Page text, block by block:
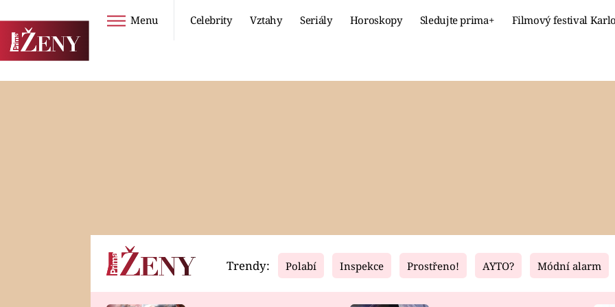
Menu Celebrity Vztahy Seriály Horoskopy Sledujte prima+ Filmový festival
Horoskopy Video Fresh Living
Trendy: Polabí Inspekce Prostřeno! AYTO? Módní alarm